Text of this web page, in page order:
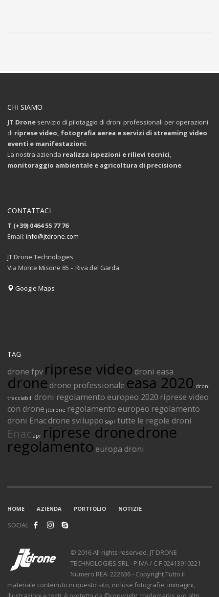
CHI SIAMO
JT Drone servizio di pilotaggio di droni professionali per operazioni
di riprese video, fotografia aerea e servizi di streaming video
eventi e manifestazioni.
La nostra azienda realizza ispezioni e rilievi tecnici,
monitoraggio ambientale e agricoltura di precisione.
CONTATTACI
T (+39) 0464 55 77 76
Email: info@jtdrone.com
JT Drone Technologies
Via Monte Misone 85 – Riva del Garda
Google Maps
TAG
drone fpv riprese video droni easa
drone drone professionale easa 2020 droni
tracciabili droni regolamento europeo 2020 riprese video
con drone jtdrone regolamento europeo regolamento
droni Enacdrone sviluppo sapr tutte le regole droni
Enac apr riprese dronedrone
regolamento europa droni
HOME AZIENDA PORTFOLIO NOTIZIE
SOCIAL
© 2016 All rights reserved. JT DRONE
TECHNOLOGIES SRL - P.IVA / C.F 02413910221
Numero REA: 222636 - Copyright Tutto il
materiale contenuto in questo sito, incluse fotografie, immagini,